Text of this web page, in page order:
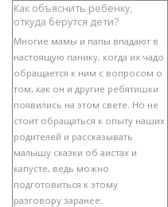
Как объяснить ребенку,
откуда берутся дети?
Многие мамы и папы впадают в
настоящую панику, когда их чадо
обращается к ним с вопросом о
том, как он и другие ребятишки
появились на этом свете. Но не
стоит обращаться к опыту наших
родителей и рассказывать
малышу сказки об аистах и
капусте, ведь можно
подготовиться к этому
разговору заранее.